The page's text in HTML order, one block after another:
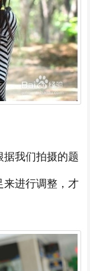
据我们拍摄的题
来进行调整，才